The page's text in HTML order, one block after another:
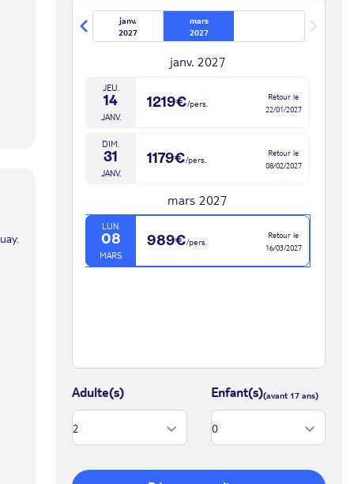
janv.
2027
mars
2027
janv. 2027
JEU.
14
JANV.
1219€/pers.
Retour le
22/01/2027
DIM.
31
JANV.
1179€/pers.
Retour le
08/02/2027
mars 2027
LUN.
08
MARS
989€/pers.
Retour le
16/03/2027
Adulte(s) Enfant(s)